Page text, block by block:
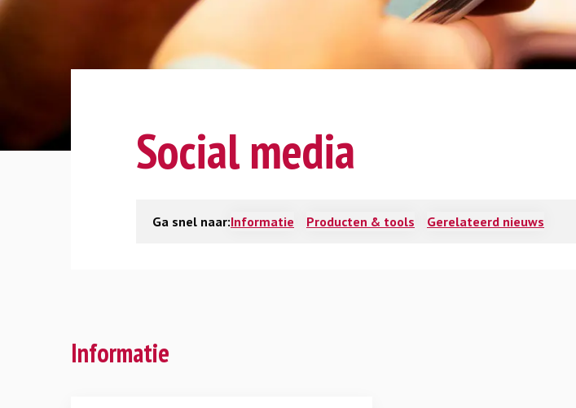
Social media
Ga snel naar:Informatie Producten & tools Gerelateerd nieuws
Informatie